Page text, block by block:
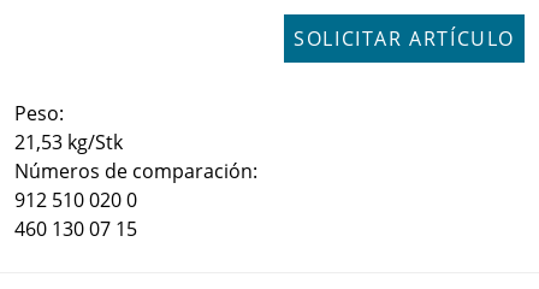
SOLICITAR ARTÍCULO
Peso:
21,53 kg/Stk
Números de comparación:
912 510 020 0
460 130 07 15